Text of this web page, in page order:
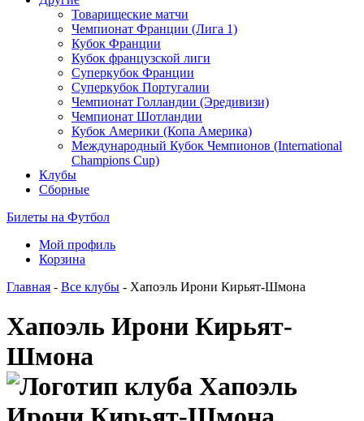
Товарищеские матчи
Чемпионат Франции (Лига 1)
Кубок Франции
Кубок французской лиги
Суперкубок Франции
Суперкубок Португалии
Чемпионат Голландии (Эредивизи)
Чемпионат Шотландии
Кубок Америки (Копа Америка)
Международный Кубок Чемпионов (International
Champions Cup)
Клубы
Сборные
Билеты на Футбол
Мой профиль
Корзина
Главная - Все клубы - Хапоэль Ирони Кирьят-Шмона
Хапоэль Ирони Кирьят-
Шмона